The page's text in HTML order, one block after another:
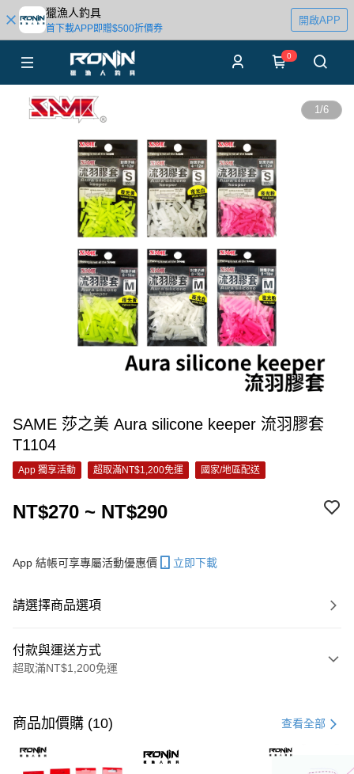
獵漁人釣具
首下載APP即贈$500折價券
開啟APP
0
1/6
SAME 莎之美 Aura silicone keeper 流羽膠套
T1104
App 獨享活動 超取滿NT$1,200免運 國家/地區配送
NT$270 ~ NT$290
App 結帳可享專屬活動優惠價 立即下載
請選擇商品選項
付款與運送方式
超取滿NT$1,200免運
信用卡一次付款
信用卡分期付款
商品加價購 (10) 查看全部